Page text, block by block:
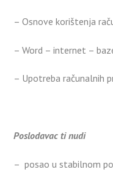
– Osnove korištenja
– Word – internet –
– Upotreba računalnih
Poslodavac ti nudi
– posao u stabilnom